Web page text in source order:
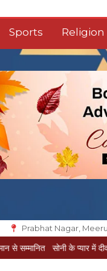
Sports Religion
Prabhat Nagar,
सोनी के प्यार में दीवानी सीता